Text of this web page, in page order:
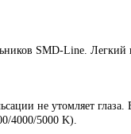
SMD-Line. Легкий
не утомляет
4000/5000 K).